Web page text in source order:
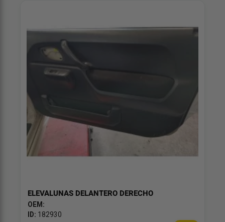
ELEVALUNAS DELANTERO DERECHO
OEM:
ID: 182930